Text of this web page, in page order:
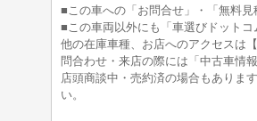
■この車への「お問合せ」・「無料
■この車両以外にも「車選びドットコ
他の在庫車種、お店へのアクセスは
問合わせ・来店の際には「中古車情
店頭商談中・売約済の場合もありま
い。